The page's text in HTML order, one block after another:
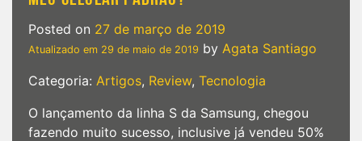
Posted on 27 de março de 2019
Atualizado em 29 de maio de 2019 by Agata Santiago
Categoria: Artigos, Review, Tecnologia
O lançamento da linha S da Samsung, chegou
fazendo muito sucesso, inclusive já vendeu 50%